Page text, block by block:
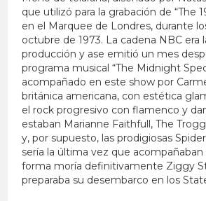
que utilizó para la grabación de “The
en el Marquee de Londres, durante
octubre de 1973. La cadena NBC era
producción y ase emitió un mes
programa musical “The Midnight
acompañado en este show por
británica americana, con estética
el rock progresivo con flamenco y
estaban Marianne Faithfull, The
y, por supuesto, las prodigiosas
sería la última vez que
forma moría definitivamente Ziggy
preparaba su desembarco en los